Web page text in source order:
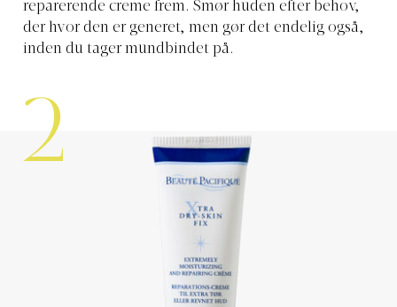
reparerende creme frem. Smør huden efter behov,
der hvor den er generet, men gør det endelig også,
inden du tager mundbindet på.
2